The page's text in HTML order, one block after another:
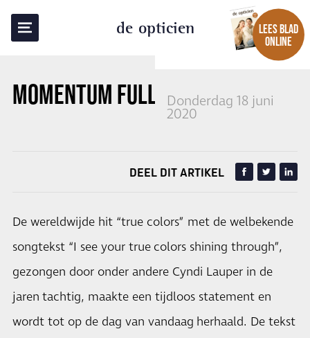
de opticien
LEES BLAD
ONLINE
MOMENTUM FULL-RIM COLLECTIE
Donderdag 18 juni
2020
TERUG NAAR OVERZICHT
DEEL DIT ARTIKEL
De wereldwijde hit “true colors” met de welbekende
songtekst “I see your true colors shining through”,
gezongen door onder andere Cyndi Lauper in de
jaren tachtig, maakte een tijdloos statement en
wordt tot op de dag van vandaag herhaald. De tekst